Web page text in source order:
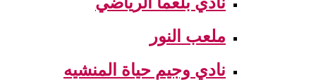
ملعب النور
نادي وجيم حياة المنشيه